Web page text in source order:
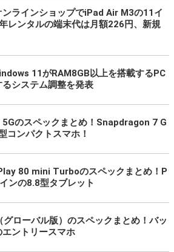
ンラインショップでiPad Air M3の11イ
レンタルの端末代は月額226円、新規
11がRAM8GB以上を搭載するPC
システム調整を発表
5Gのスペックまとめ！Snapdragon 7 G
コンパクトスマホ！
80 mini Turboのスペックまとめ！P
ンの8.8型タブレット
グローバル版）のスペックまとめ！バッ
ントリースマホ